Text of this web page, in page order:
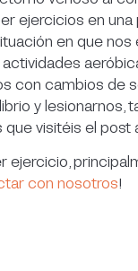
ejercicios en una
en que nos
con cambios de
y lesionarnos,
visitéis el post
ejercicio,
con nosotros!